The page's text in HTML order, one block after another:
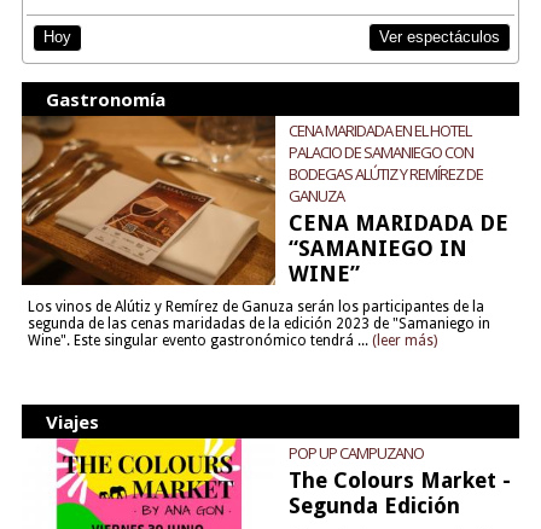
Hoy Ver espectáculos
Gastronomía
CENA MARIDADA EN EL HOTEL
PALACIO DE SAMANIEGO CON
BODEGAS ALÚTIZ Y REMÍREZ DE
GANUZA
CENA MARIDADA DE
“SAMANIEGO IN
WINE”
Los vinos de Alútiz y Remírez de Ganuza serán los participantes de la
segunda de las cenas maridadas de la edición 2023 de "Samaniego in
Wine". Este singular evento gastronómico tendrá ... (leer más)
Viajes
POP UP CAMPUZANO
The Colours Market -
Segunda Edición